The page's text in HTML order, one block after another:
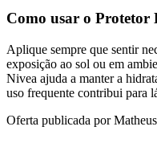
Como usar o Protetor
Aplique sempre que sentir
exposição ao sol ou em
Nivea ajuda a manter a
uso frequente contribui para
Oferta publicada por